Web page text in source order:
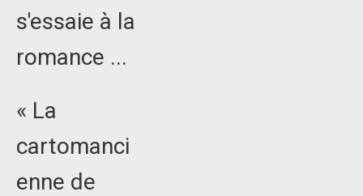
s'essaie à la
romance ...
« La
cartomanci
enne de